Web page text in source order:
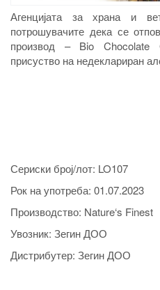
Агенцијата за храна и
потрошувачите дека се
производ – Bio Chocolate
присуство на недеклариран
Сериски број/лот: LO107
Рок на употреба: 01.07.2023
Производство: Nature‘s Finest
Увозник: Зегин ДОО
Дистрибутер: Зегин ДОО